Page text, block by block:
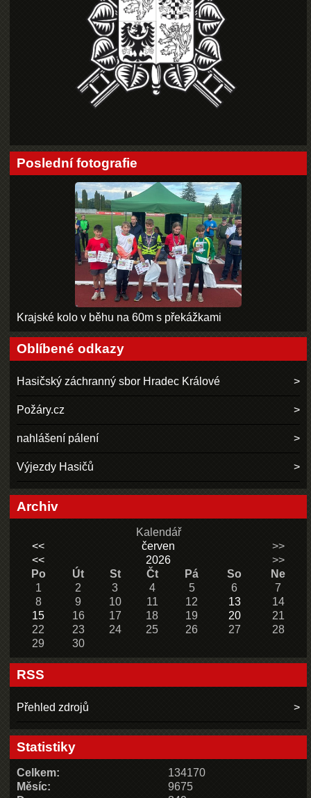
Poslední fotografie
Krajské kolo v běhu na 60m s překážkami
Oblíbené odkazy
Hasičský záchranný sbor Hradec Králové
Požáry.cz
nahlášení pálení
Výjezdy Hasičů
Archiv
Kalendář
<<
červen
>>
<<
2026
>>
Po
Út St Čt Pá So
Ne
1
2 3 4 5 6
7
8
9 10 11 12 13
14
15
16 17 18 19 20
21
22
23 24 25 26 27
28
29
30
RSS
Přehled zdrojů
Statistiky
Celkem:
134170
Měsíc:
9675